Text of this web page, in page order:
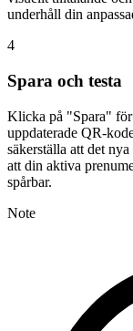
underhåll din
4
Spara och testa
Klicka på "Spara" för
uppdaterade QR-
säkerställa att det
att din aktiva
spårbar.
Note